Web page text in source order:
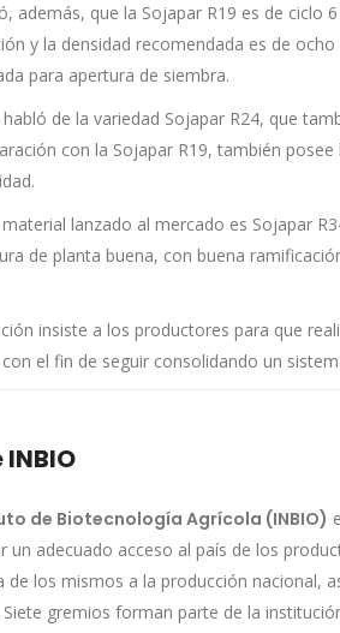
además, que la Sojapar R19 es de ciclo
y la densidad recomendada es de
para apertura de siembra.
de la variedad Sojapar R24, que
con la Sojapar R19, también
lanzado al mercado es Sojapar
de planta buena, con buena
insiste a los productores para que
el fin de seguir consolidando un
de Biotecnología Agrícola (INBIO)
un adecuado acceso al país de los
de los mismos a la producción nacional,
gremios forman parte de la